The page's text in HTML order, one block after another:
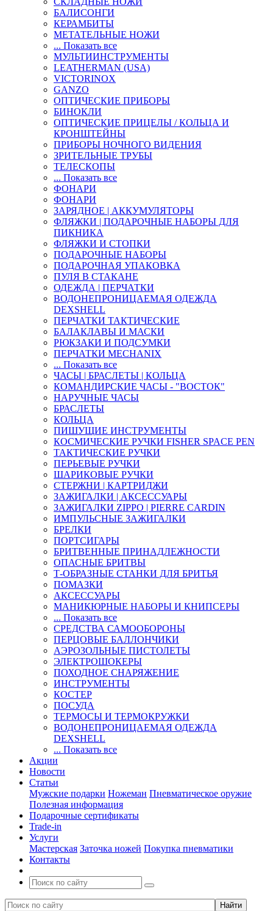
БАЛИСОНГИ
КЕРАМБИТЫ
МЕТАТЕЛЬНЫЕ НОЖИ
... Показать все
МУЛЬТИИНСТРУМЕНТЫ
LEATHERMAN (USA)
VICTORINOX
GANZO
ОПТИЧЕСКИЕ ПРИБОРЫ
БИНОКЛИ
ОПТИЧЕСКИЕ ПРИЦЕЛЫ / КОЛЬЦА И
КРОНШТЕЙНЫ
ПРИБОРЫ НОЧНОГО ВИДЕНИЯ
ЗРИТЕЛЬНЫЕ ТРУБЫ
ТЕЛЕСКОПЫ
... Показать все
ФОНАРИ
ФОНАРИ
ЗАРЯДНОЕ | АККУМУЛЯТОРЫ
ФЛЯЖКИ | ПОДАРОЧНЫЕ НАБОРЫ ДЛЯ
ПИКНИКА
ФЛЯЖКИ И СТОПКИ
ПОДАРОЧНЫЕ НАБОРЫ
ПОДАРОЧНАЯ УПАКОВКА
ПУЛЯ В СТАКАНЕ
ОДЕЖДА | ПЕРЧАТКИ
ВОДОНЕПРОНИЦАЕМАЯ ОДЕЖДА
DEXSHELL
ПЕРЧАТКИ ТАКТИЧЕСКИЕ
БАЛАКЛАВЫ И МАСКИ
РЮКЗАКИ И ПОДСУМКИ
ПЕРЧАТКИ MECHANIX
... Показать все
ЧАСЫ | БРАСЛЕТЫ | КОЛЬЦА
КОМАНДИРСКИЕ ЧАСЫ - "ВОСТОК"
НАРУЧНЫЕ ЧАСЫ
БРАСЛЕТЫ
КОЛЬЦА
ПИШУЩИЕ ИНСТРУМЕНТЫ
КОСМИЧЕСКИЕ РУЧКИ FISHER SPACE PEN
ТАКТИЧЕСКИЕ РУЧКИ
ПЕРЬЕВЫЕ РУЧКИ
ШАРИКОВЫЕ РУЧКИ
СТЕРЖНИ | КАРТРИДЖИ
ЗАЖИГАЛКИ | АКСЕССУАРЫ
ЗАЖИГАЛКИ ZIPPO | PIERRE CARDIN
ИМПУЛЬСНЫЕ ЗАЖИГАЛКИ
БРЕЛКИ
ПОРТСИГАРЫ
БРИТВЕННЫЕ ПРИНАДЛЕЖНОСТИ
ОПАСНЫЕ БРИТВЫ
Т-ОБРАЗНЫЕ СТАНКИ ДЛЯ БРИТЬЯ
ПОМАЗКИ
АКСЕССУАРЫ
МАНИКЮРНЫЕ НАБОРЫ И КНИПСЕРЫ
... Показать все
СРЕДСТВА САМООБОРОНЫ
ПЕРЦОВЫЕ БАЛЛОНЧИКИ
АЭРОЗОЛЬНЫЕ ПИСТОЛЕТЫ
ЭЛЕКТРОШОКЕРЫ
ПОХОДНОЕ СНАРЯЖЕНИЕ
ИНСТРУМЕНТЫ
КОСТЕР
ПОСУДА
ТЕРМОСЫ И ТЕРМОКРУЖКИ
ВОДОНЕПРОНИЦАЕМАЯ ОДЕЖДА
DEXSHELL
... Показать все
Акции
Новости
Статьи
Мужские подарки Ножеман Пневматическое оружие
Полезная информация
Подарочные сертификаты
Trade-in
Услуги
Мастерская Заточка ножей Покупка пневматики
Контакты